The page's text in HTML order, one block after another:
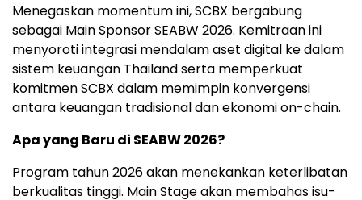
Menegaskan momentum ini, SCBX bergabung
sebagai Main Sponsor SEABW 2026. Kemitraan ini
menyoroti integrasi mendalam aset digital ke dalam
sistem keuangan Thailand serta memperkuat
komitmen SCBX dalam memimpin konvergensi
antara keuangan tradisional dan ekonomi on-chain.
Apa yang Baru di SEABW 2026?
Program tahun 2026 akan menekankan keterlibatan
berkualitas tinggi. Main Stage akan membahas isu-